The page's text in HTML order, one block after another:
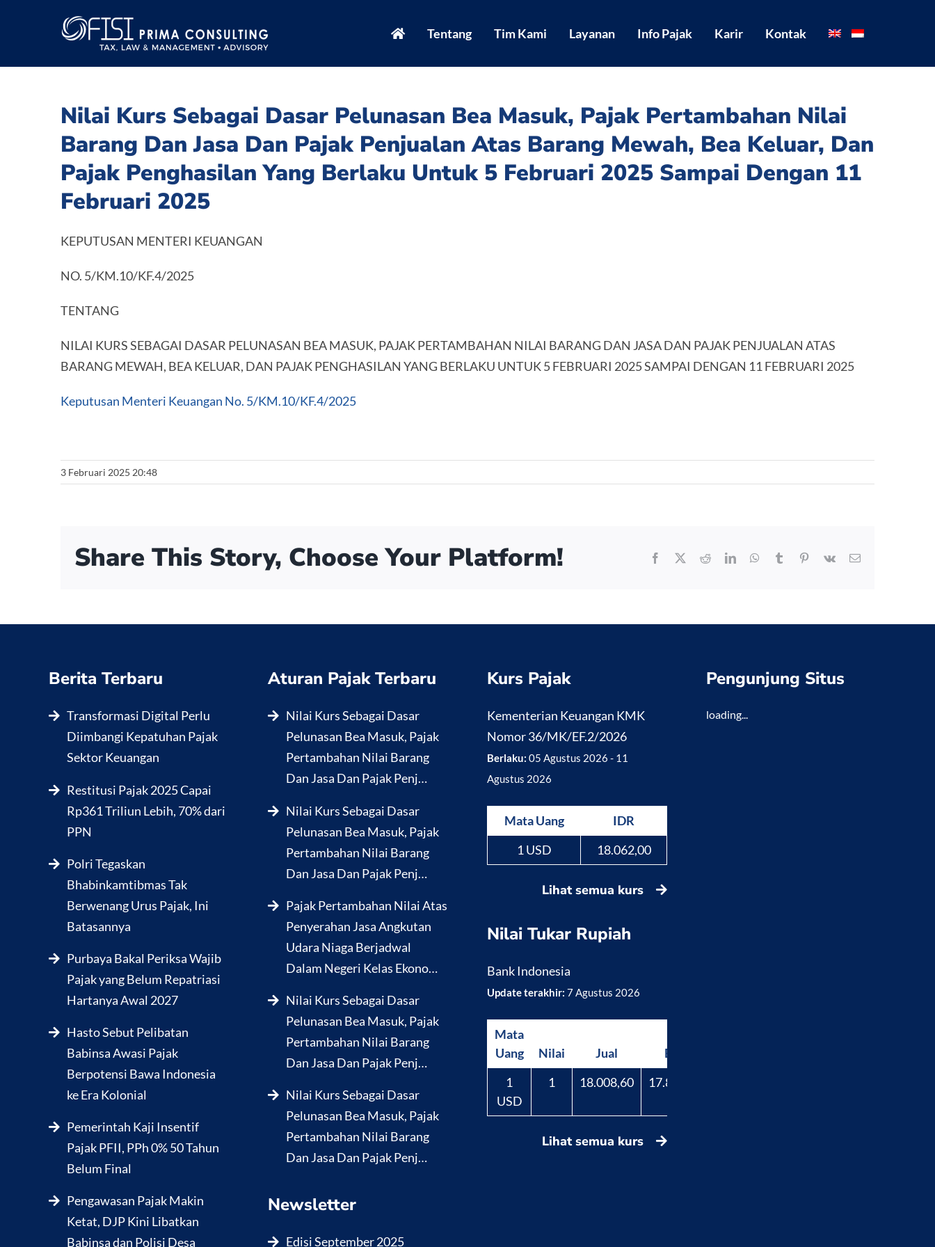
Tentang Tim Kami Layanan Info Pajak Karir Kontak
Nilai Kurs Sebagai Dasar Pelunasan Bea Masuk, Pajak Pertambahan Nilai
Barang Dan Jasa Dan Pajak Penjualan Atas Barang Mewah, Bea Keluar, Dan
Pajak Penghasilan Yang Berlaku Untuk 5 Februari 2025 Sampai Dengan 11
Februari 2025
KEPUTUSAN MENTERI KEUANGAN
NO. 5/KM.10/KF.4/2025
TENTANG
NILAI KURS SEBAGAI DASAR PELUNASAN BEA MASUK, PAJAK PERTAMBAHAN NILAI BARANG DAN JASA DAN PAJAK PENJUALAN ATAS
BARANG MEWAH, BEA KELUAR, DAN PAJAK PENGHASILAN YANG BERLAKU UNTUK 5 FEBRUARI 2025 SAMPAI DENGAN 11 FEBRUARI 2025
Keputusan Menteri Keuangan No. 5/KM.10/KF.4/2025
3 Februari 2025 20:48
Share This Story, Choose Your Platform! Facebook RedditLinkedInWhatsApp
Tumblr Pinterest
Vk Email
Berita Terbaru
Transformasi Digital Perlu
Diimbangi Kepatuhan Pajak
Sektor Keuangan
Restitusi Pajak 2025 Capai
Rp361 Triliun Lebih, 70% dari
PPN
Polri Tegaskan
Bhabinkamtibmas Tak
Berwenang Urus Pajak, Ini
Batasannya
Purbaya Bakal Periksa Wajib
Pajak yang Belum Repatriasi
Hartanya Awal 2027
Hasto Sebut Pelibatan
Babinsa Awasi Pajak
Berpotensi Bawa Indonesia
ke Era Kolonial
Pemerintah Kaji Insentif
Pajak PFII, PPh 0% 50 Tahun
Belum Final
Pengawasan Pajak Makin
Ketat, DJP Kini Libatkan
Babinsa dan Polisi Desa
Aturan Pajak Terbaru
Nilai Kurs Sebagai Dasar
Pelunasan Bea Masuk, Pajak
Pertambahan Nilai Barang
Dan Jasa Dan Pajak Penj…
Nilai Kurs Sebagai Dasar
Pelunasan Bea Masuk, Pajak
Pertambahan Nilai Barang
Dan Jasa Dan Pajak Penj…
Pajak Pertambahan Nilai Atas
Penyerahan Jasa Angkutan
Udara Niaga Berjadwal
Dalam Negeri Kelas Ekono…
Nilai Kurs Sebagai Dasar
Pelunasan Bea Masuk, Pajak
Pertambahan Nilai Barang
Dan Jasa Dan Pajak Penj…
Nilai Kurs Sebagai Dasar
Pelunasan Bea Masuk, Pajak
Pertambahan Nilai Barang
Dan Jasa Dan Pajak Penj…
Newsletter
Edisi September 2025
Kurs Pajak
Kementerian Keuangan KMK
Nomor 36/MK/EF.2/2026
Berlaku: 05 Agustus 2026 - 11
Agustus 2026
Mata Uang
IDR
1 USD
18.062,00
Lihat semua kurs
Nilai Tukar Rupiah
Bank Indonesia
Update terakhir: 7 Agustus 2026
Mata
Uang
Nilai Jual
Beli
1
USD
1 18.008,60 17.829,40
Lihat semua kurs
Pengunjung Situs
loading...